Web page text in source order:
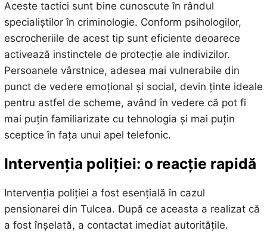
Aceste tactici sunt bine cunoscute în rândul
specialiștilor în criminologie. Conform psihologilor,
escrocheriile de acest tip sunt eficiente deoarece
activează instinctele de protecție ale indivizilor.
Persoanele vârstnice, adesea mai vulnerabile din
punct de vedere emoțional și social, devin ținte ideale
pentru astfel de scheme, având în vedere că pot fi
mai puțin familiarizate cu tehnologia și mai puțin
sceptice în fața unui apel telefonic.
Intervenția poliției: o reacție rapidă
Intervenția poliției a fost esențială în cazul
pensionarei din Tulcea. După ce aceasta a realizat că
a fost înșelată, a contactat imediat autoritățile.